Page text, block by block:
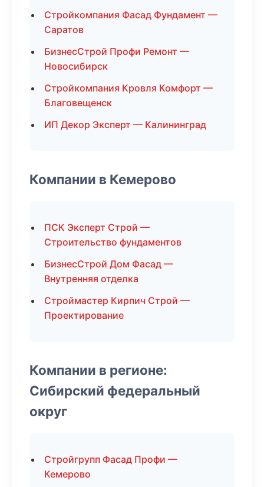
Стройкомпания Фасад Фундамент —
Саратов
БизнесСтрой Профи Ремонт —
Новосибирск
Стройкомпания Кровля Комфорт —
Благовещенск
ИП Декор Эксперт — Калининград
Компании в Кемерово
ПСК Эксперт Строй —
Строительство фундаментов
БизнесСтрой Дом Фасад —
Внутренняя отделка
Строймастер Кирпич Строй —
Проектирование
Компании в регионе:
Сибирский федеральный
округ
Стройгрупп Фасад Профи —
Кемерово